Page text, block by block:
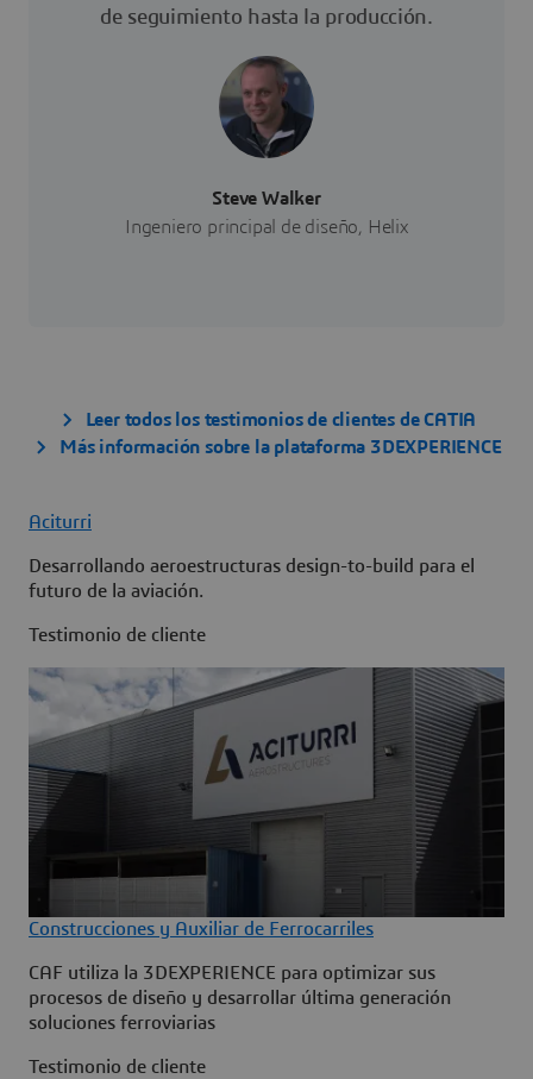
de seguimiento hasta la producción.
Steve Walker
Ingeniero principal de diseño, Helix
Leer todos los testimonios de clientes de CATIA
Más información sobre la plataforma 3DEXPERIENCE
Aciturri
Desarrollando aeroestructuras design-to-build para el
futuro de la aviación.
Testimonio de cliente
Construcciones y Auxiliar de Ferrocarriles
CAF utiliza la 3DEXPERIENCE para optimizar sus
procesos de diseño y desarrollar última generación
soluciones ferroviarias
Testimonio de cliente